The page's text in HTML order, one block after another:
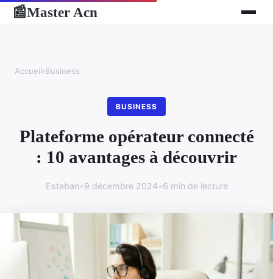
📰Master Acn
Accueil›Business
BUSINESS
Plateforme opérateur connecté
: 10 avantages à découvrir
Esteban•9 décembre 2024•6 min de lecture